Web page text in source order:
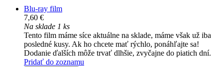
Blu-ray film
7,60 €
Na sklade 1 ks
Tento film máme síce aktuálne na sklade, máme však už iba
posledné kusy. Ak ho chcete mať rýchlo, ponáhľajte sa!
Dodanie ďalších môže trvať dlhšie, zvyčajne do piatich dní.
Pridať do zoznamu